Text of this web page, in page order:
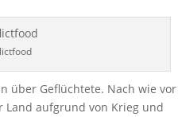
über Geflüchtete. Nach wie vor
Land aufgrund von Krieg und